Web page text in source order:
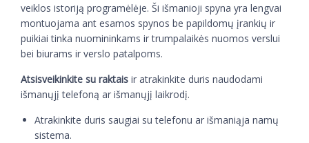
veiklos istoriją programėlėje. Ši išmanioji spyna yra lengvai
montuojama ant esamos spynos be papildomų įrankių ir
puikiai tinka nuomininkams ir trumpalaikės nuomos verslui
bei biurams ir verslo patalpoms.
Atsisveikinkite su raktais ir atrakinkite duris naudodami
išmanųjį telefoną ar išmanųjį laikrodį.
Atrakinkite duris saugiai su telefonu ar išmaniąja namų
sistema.